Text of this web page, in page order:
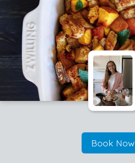
Book Now